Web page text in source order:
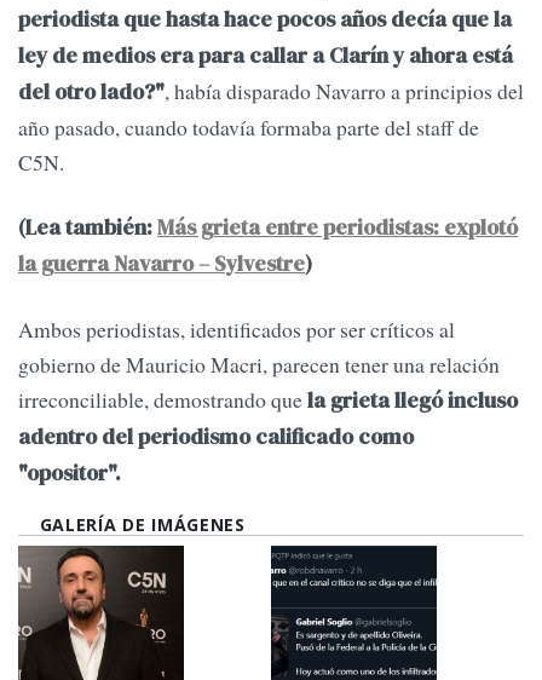
periodista que hasta hace pocos años decía que la
ley de medios era para callar a Clarín y ahora está
del otro lado?", había disparado Navarro a principios del
año pasado, cuando todavía formaba parte del staff de
C5N.
(Lea también:Más grieta entre periodistas: explotó
la guerra Navarro – Sylvestre)
Ambos periodistas, identificados por ser críticos al
gobierno de Mauricio Macri, parecen tener una relación
irreconciliable, demostrando quela grieta llegó incluso
adentro del periodismo calificado como
"opositor".
GALERÍA DE IMÁGENES